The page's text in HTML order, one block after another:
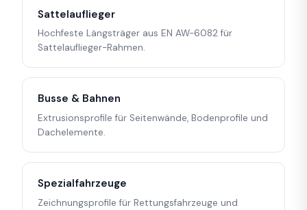
Sattelauflieger
Hochfeste Längsträger aus EN AW-6082 für
Sattelauflieger-Rahmen.
Busse & Bahnen
Extrusionsprofile für Seitenwände, Bodenprofile und
Dachelemente.
Spezialfahrzeuge
Zeichnungsprofile für Rettungsfahrzeuge und